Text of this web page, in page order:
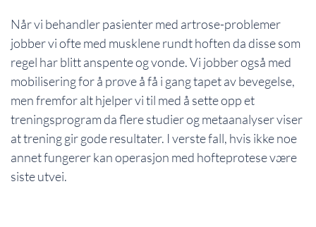
Når vi behandler pasienter med artrose-problemer
jobber vi ofte med musklene rundt hoften da disse som
regel har blitt anspente og vonde. Vi jobber også med
mobilisering for å prøve å få i gang tapet av bevegelse,
men fremfor alt hjelper vi til med å sette opp et
treningsprogram da flere studier og metaanalyser viser
at trening gir gode resultater. I verste fall, hvis ikke noe
annet fungerer kan operasjon med hofteprotese være
siste utvei.